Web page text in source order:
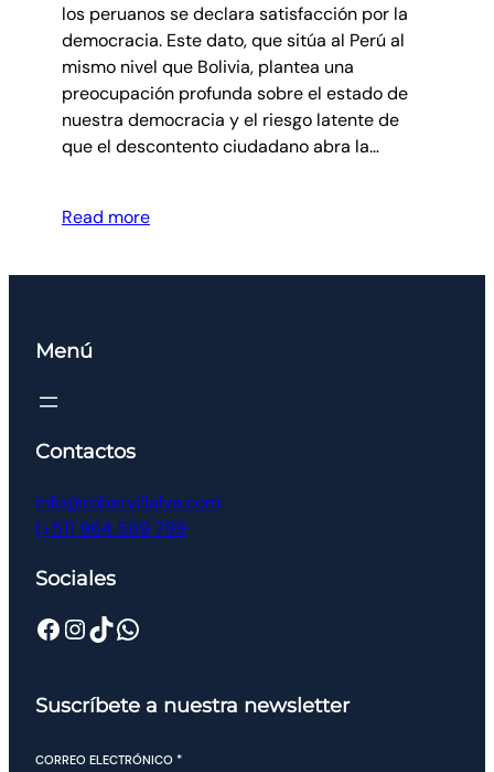
los peruanos se declara satisfacción por la
democracia. Este dato, que sitúa al Perú al
mismo nivel que Bolivia, plantea una
preocupación profunda sobre el estado de
nuestra democracia y el riesgo latente de
que el descontento ciudadano abra la…
Read more
Menú
Contactos
info@robervillalva.com
(+51) 964 569 799
Sociales
Suscríbete a nuestra newsletter
CORREO ELECTRÓNICO *